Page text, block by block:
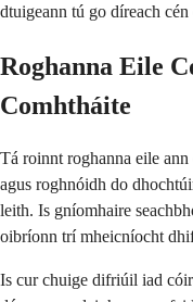
dtuigeann tú go díreach
Roghanna Eile
Comhtháite
Tá roinnt roghanna eile
agus roghnóidh do
leith. Is gníomhaire
oibríonn trí mheicníocht
Is cur chuige difriúil iad